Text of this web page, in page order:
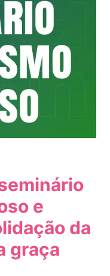
e
da
graça